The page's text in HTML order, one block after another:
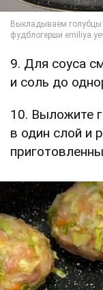
9. Для соуса
и соль до
10. Выложите
в один слой и